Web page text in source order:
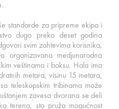
standarde za pripreme ekipa i
dugo preko deset godina
svim zahtevima korisnika,
medjunarodna
veštinama i boksu. Hala ima
metara, visinu 15 metara,
teleskopskim tribinama može
zavesa dvorana se deli
terena, sto pruža mogućnost